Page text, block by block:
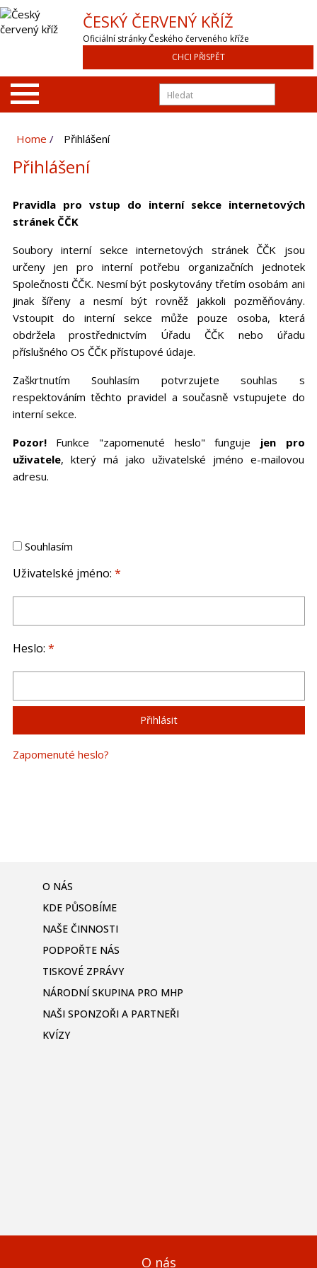
ČESKÝ ČERVENÝ KŘÍŽ
Oficiální stránky Českého červeného kříže
CHCI PŘISPĚT
Home Přihlášení
Přihlášení
Pravidla pro vstup do interní sekce internetových
stránek ČČK
Soubory interní sekce internetových stránek ČČK jsou
určeny jen pro interní potřebu organizačních jednotek
Společnosti ČČK. Nesmí být poskytovány třetím osobám ani
jinak šířeny a nesmí být rovněž jakkoli pozměňovány.
Vstoupit do interní sekce může pouze osoba, která
obdržela prostřednictvím Úřadu ČČK nebo úřadu
příslušného OS ČČK přístupové údaje.
Zaškrtnutím Souhlasím potvrzujete souhlas s
respektováním těchto pravidel a současně vstupujete do
interní sekce.
Pozor!Funkce "zapomenuté heslo" funguje jen pro
uživatele, který má jako uživatelské jméno e-mailovou
adresu.
Souhlasím
Uživatelské jméno: *
Heslo: *
Zapomenuté heslo?
O NÁS
KDE PŮSOBÍME
NAŠE ČINNOSTI
PODPOŘTE NÁS
TISKOVÉ ZPRÁVY
NÁRODNÍ SKUPINA PRO MHP
NAŠI SPONZOŘI A PARTNEŘI
KVÍZY
O nás